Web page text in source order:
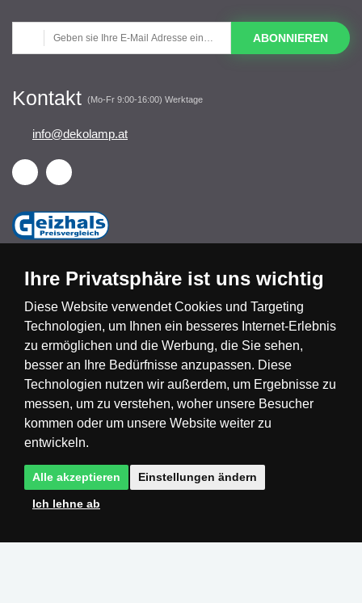
ABONNIEREN
Kontakt (Mo-Fr 9:00-16:00) Werktage
info@dekolamp.at
Česká republika Slovensko Deutschland
Magyarország Österreich België
Nederland
Ihre Privatsphäre ist uns wichtig
Diese Website verwendet Cookies und Targeting
Technologien, um Ihnen ein besseres Internet-Erlebnis
zu ermöglichen und die Werbung, die Sie sehen,
besser an Ihre Bedürfnisse anzupassen. Diese
Technologien nutzen wir außerdem, um Ergebnisse zu
messen, um zu verstehen, woher unsere Besucher
kommen oder um unsere Website weiter zu
entwickeln.
Alle akzeptieren Einstellungen ändern
Ich lehne ab